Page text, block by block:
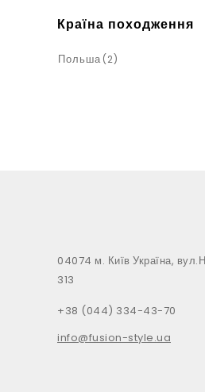
Країна походження
Польша(2)
04074 м. Київ Україна,
313
+38 (044) 334-43-70
info@fusion-style.ua